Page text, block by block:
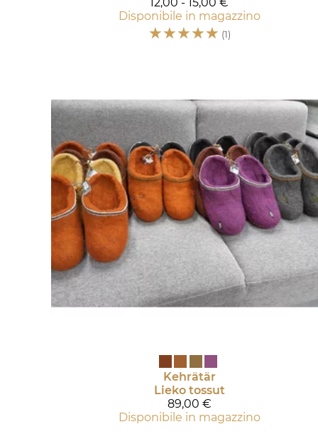
Disponibile in magazzino
☆☆☆☆☆ (1)
Kehrätär
Lieko tossut
89,00 €
Disponibile in magazzino